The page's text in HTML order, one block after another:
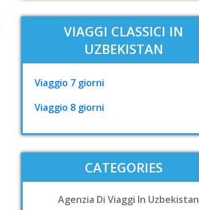
VIAGGI CLASSICI IN
UZBEKISTAN
Viaggio 7 giorni
Viaggio 8 giorni
CATEGORIES
Agenzia Di Viaggi In Uzbekistan